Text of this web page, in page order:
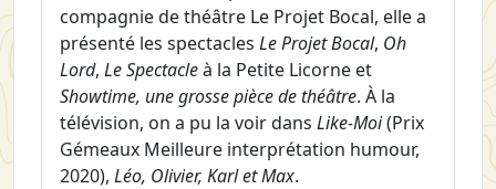
compagnie de théâtre Le Projet Bocal, elle a
présenté les spectacles Le Projet Bocal, Oh
Lord, Le Spectacleà la Petite Licorne et
Showtime, une grosse pièce de théâtre. À la
télévision, on a pu la voir dans Like-Moi(Prix
Gémeaux Meilleure interprétation humour,
2020), Léo, Olivier, Karl et Max.